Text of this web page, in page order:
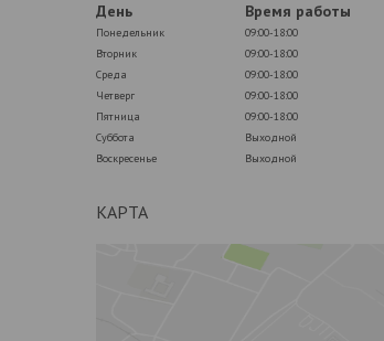
День
Время работы
Понедельник
09:00-18:00
Вторник
09:00-18:00
Среда
09:00-18:00
Четверг
09:00-18:00
Пятница
09:00-18:00
Суббота
Выходной
Воскресенье
Выходной
КАРТА